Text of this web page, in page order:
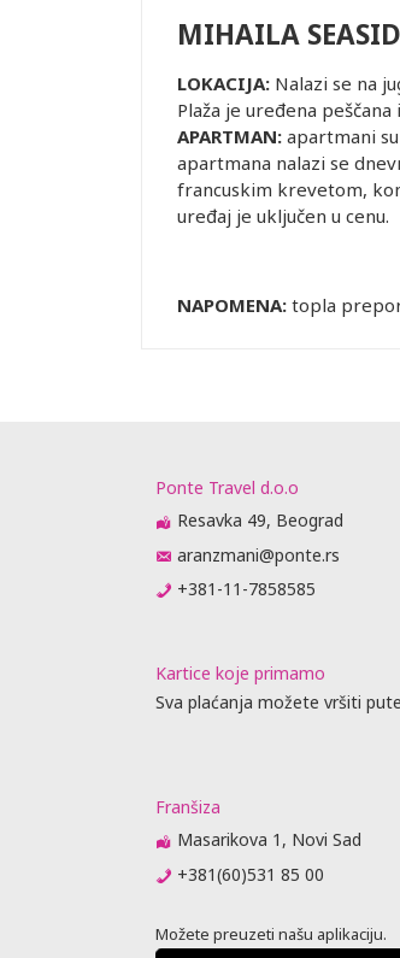
MIHAILA
LOKACIJA: Nalazi se na
Plaža je uređena
APARTMAN: apartmani
apartmana nalazi se
francuskim krevetom,
uređaj je uključen u cenu.
NAPOMENA: topla
Ponte Travel d.o.o
Resavka 49, Beograd
aranzmani@ponte.rs
+381-11-7858585
Kartice koje primamo
Sva plaćanja možete vršiti
Franšiza
Masarikova 1, Novi Sad
+381(60)531 85 00
Možete preuzeti našu aplikaciju.